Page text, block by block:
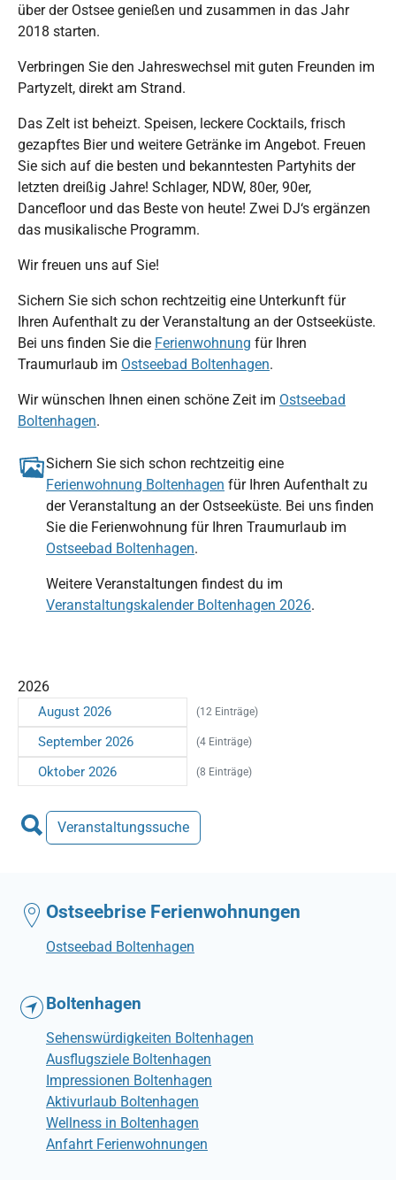
über der Ostsee genießen und zusammen in das Jahr
2018 starten.
Verbringen Sie den Jahreswechsel mit guten Freunden im
Partyzelt, direkt am Strand.
Das Zelt ist beheizt. Speisen, leckere Cocktails, frisch
gezapftes Bier und weitere Getränke im Angebot. Freuen
Sie sich auf die besten und bekanntesten Partyhits der
letzten dreißig Jahre! Schlager, NDW, 80er, 90er,
Dancefloor und das Beste von heute! Zwei DJ‘s ergänzen
das musikalische Programm.
Wir freuen uns auf Sie!
Sichern Sie sich schon rechtzeitig eine Unterkunft für
Ihren Aufenthalt zu der Veranstaltung an der Ostseeküste.
Bei uns finden Sie die Ferienwohnung für Ihren
Traumurlaub im Ostseebad Boltenhagen.
Wir wünschen Ihnen einen schöne Zeit im Ostseebad
Boltenhagen.
Sichern Sie sich schon rechtzeitig eine
Ferienwohnung Boltenhagen für Ihren Aufenthalt zu
der Veranstaltung an der Ostseeküste. Bei uns finden
Sie die Ferienwohnung für Ihren Traumurlaub im
Ostseebad Boltenhagen.
Weitere Veranstaltungen findest du im
Veranstaltungskalender Boltenhagen 2026.
2026
August 2026 (12 Einträge)
September 2026 (4 Einträge)
Oktober 2026 (8 Einträge)
Veranstaltungssuche
Ostseebrise Ferienwohnungen
Ostseebad Boltenhagen
Boltenhagen
Sehenswürdigkeiten Boltenhagen
Ausflugsziele Boltenhagen
Impressionen Boltenhagen
Aktivurlaub Boltenhagen
Wellness in Boltenhagen
Anfahrt Ferienwohnungen